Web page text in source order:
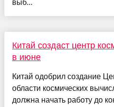
выб...
Китай создаст центр
в июне
Китай одобрил создание
области космических
должна начать работу до